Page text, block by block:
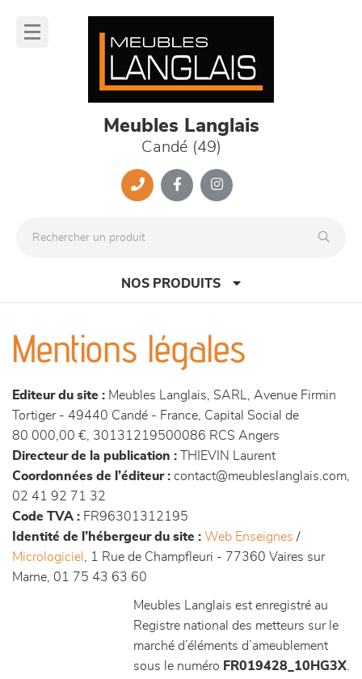
Meubles Langlais
Candé (49)
NOS PRODUITS
canapés et fauteuils
séjours
meubles de complément
chambres et dressing
Mentions légales
Editeur du site : Meubles Langlais, SARL, Avenue Firmin
Tortiger - 49440 Candé - France, Capital Social de
80 000,00 €, 30131219500086 RCS Angers
Directeur de la publication : THIEVIN Laurent
Coordonnées de l’éditeur : contact@meubleslanglais.com,
02 41 92 71 32
Code TVA : FR96301312195
Identité de l’hébergeur du site : Web Enseignes /
Micrologiciel
, 1 Rue de Champfleuri - 77360 Vaires sur
Marne, 01 75 43 63 60
Meubles Langlais est enregistré au
Registre national des metteurs sur le
marché d’éléments d’ameublement
sous le numéro FR019428_10HG3X